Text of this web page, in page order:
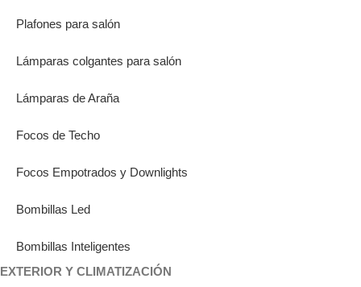
Plafones para salón
Lámparas colgantes para salón
Lámparas de Araña
Focos de Techo
Focos Empotrados y Downlights
Bombillas Led
Bombillas Inteligentes
EXTERIOR Y CLIMATIZACIÓN